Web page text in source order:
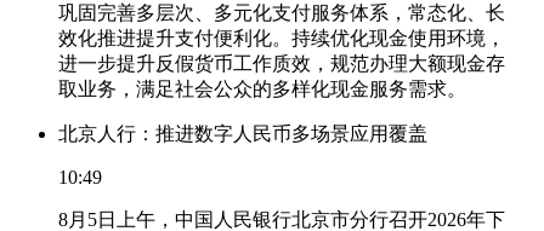
巩固完善多层次、多元化支付服务体系，常态化、长
效化推进提升支付便利化。持续优化现金使用环境，
进一步提升反假货币工作质效，规范办理大额现金存
取业务，满足社会公众的多样化现金服务需求。
北京人行：推进数字人民币多场景应用覆盖
10:49
8月5日上午，中国人民银行北京市分行召开2026年下